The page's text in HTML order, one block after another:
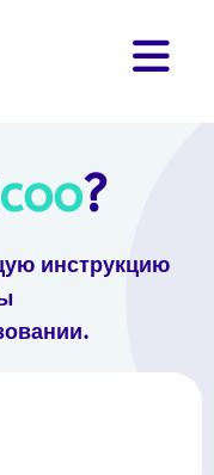
?
инструкцию